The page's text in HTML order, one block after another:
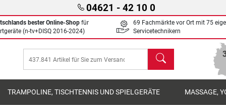
04621 - 42 10 0
bester Online-Shop für
(n-tv+DISQ 2016-2024)
69 Fachmärkte vor Ort mit 75
Servicetechnikern
Suchen
TRAMPOLINE, TISCHTENNIS UND SPIELGERÄTE MASSAGE,